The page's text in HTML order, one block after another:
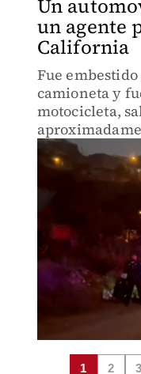
Un
un agente
California
Fue
camioneta y
motocicleta,
1 2 3